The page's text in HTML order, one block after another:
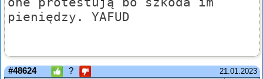
pieniędzy. YAFUD
21.01.2023
#48624 ?